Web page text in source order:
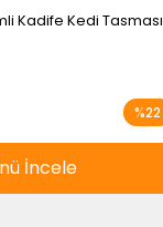
Kadife Kedi Tasması
İncele
%22